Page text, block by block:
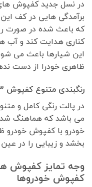
در نسل جدید کفپوش
برآمدگی هایی در کف
که باعث شده در صورت
کناری هدایت کند و آب
این شیارها باعث می
ظاهری خودرا از دست
رنگبندی متنوع کفپوش 3بعدی تیگو 8 پرو
در پالت رنگی کامل و
می باشد که هماهنگ
خودرو با کفپوش خودرو
بخشد و زیبایی را در
وجه تمایز کفپوش های 3بعدی تیگو
کفپوش خودروها